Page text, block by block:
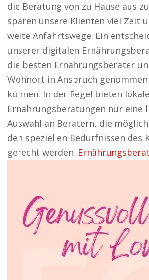
die Beratung von zu Hause aus
sparen unsere Klienten viel Zeit
weite Anfahrtswege. Ein
unserer digitalen
die besten Ernährungsberater
Wohnort in Anspruch
können. In der Regel bieten lokale
Ernährungsberatungen nur eine
Auswahl an Beratern, die
den speziellen Bedürfnissen des
gerecht werden.